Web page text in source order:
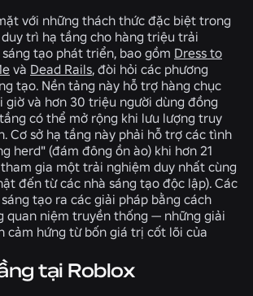
với những thách thức đặc biệt trong
trì hạ tầng cho hàng triệu trải
tạo phát triển, bao gồm Dress to
và Dead Rails, đòi hỏi các phương
tạo. Nền tảng này hỗ trợ hàng chục
giờ và hơn 30 triệu người dùng đồng
có thể mở rộng khi lưu lượng truy
Cơ sở hạ tầng này phải hỗ trợ các tình
herd" (đám đông ồn ào) khi hơn 21
gia một trải nghiệm duy nhất cùng
đến từ các nhà sáng tạo độc lập). Các
tạo ra các giải pháp bằng cách
quan niệm truyền thống — những giải
cảm hứng từ bốn giá trị cốt lõi của
tại Roblox